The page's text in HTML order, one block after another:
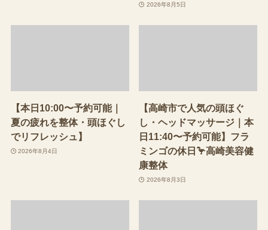
2026年8月5日
【本日10:00〜予約可能｜
夏の疲れを整体・頭ほぐし
でリフレッシュ】
2026年8月4日
【高崎市で人気の頭ほぐ
し・ヘッドマッサージ｜本
日11:40〜予約可能】フラ
ミンゴの休日🦩高崎美容健
康整体
2026年8月3日